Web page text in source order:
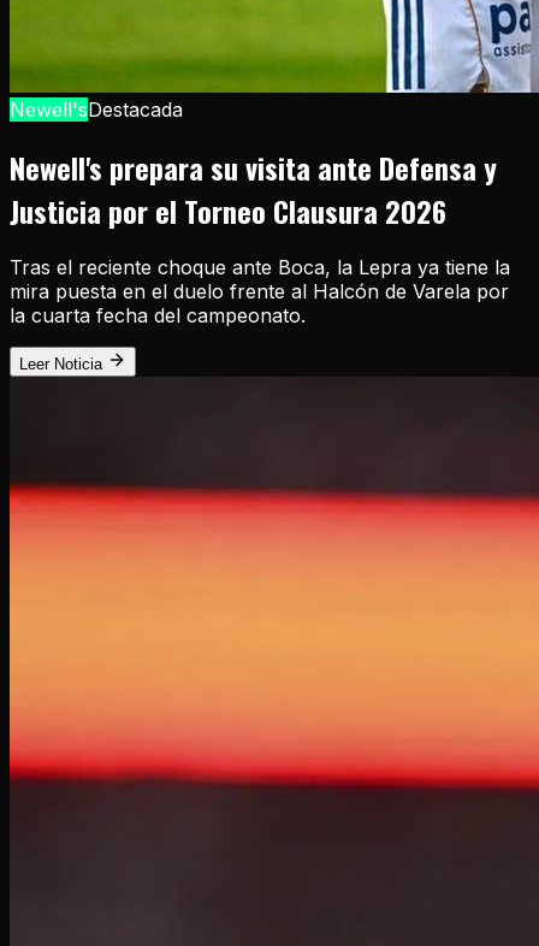
Newell'sDestacada
Newell's prepara su visita ante Defensa y
Justicia por el Torneo Clausura 2026
Tras el reciente choque ante Boca, la Lepra ya tiene la
mira puesta en el duelo frente al Halcón de Varela por
la cuarta fecha del campeonato.
Leer Noticia